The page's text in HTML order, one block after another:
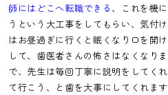
師にはどこへ転職できる 、これを機
うという大工事をしてもらい、気付
はお昼過ぎに行くと眠くなり口を開
して、歯医者さんの怖さはなくなり
で、先生は毎回丁寧に説明をしてく
て行こう、と歯を大事にしてくれま